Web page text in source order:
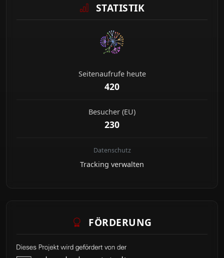
STATISTIK
Seitenaufrufe heute
420
Besucher (EU)
230
Datenschutz
Tracking verwalten
FÖRDERUNG